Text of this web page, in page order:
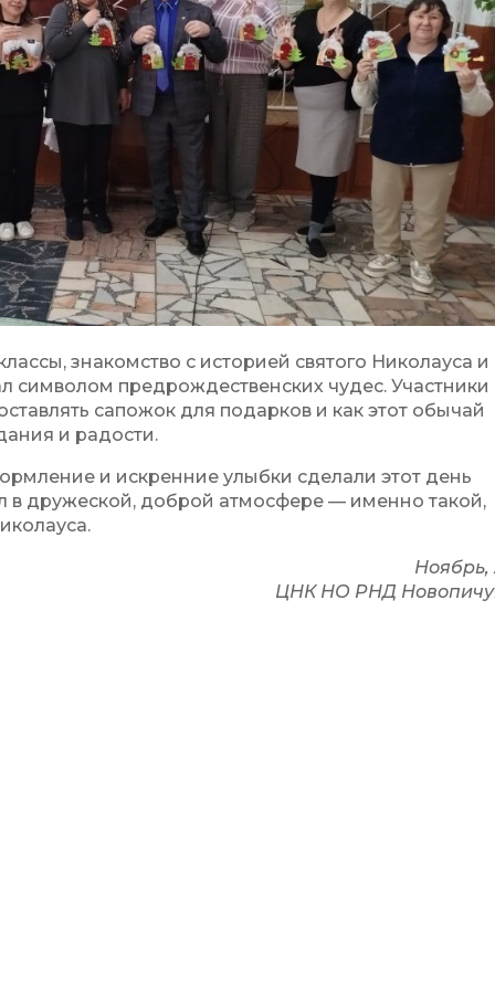
знакомство с историей святого Николауса и
символом предрождественских чудес. Участники
сапожок для подарков и как этот обычай
и радости.
и искренние улыбки сделали этот день
дружеской, доброй атмосфере — именно такой,
Ноябрь,
ЦНК НО РНД